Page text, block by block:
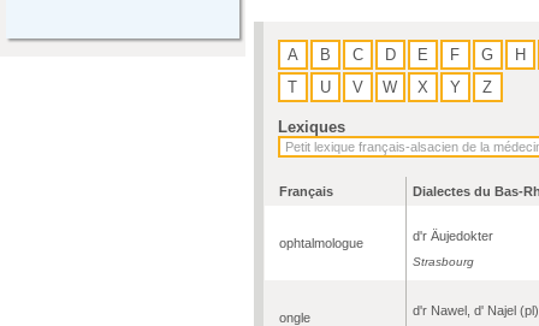
A B C D E F G
H
T
U V W X Y Z
Lexiques
Français Dialectes du Bas-
ophtalmologue d'r Äujedokter
Strasbourg
ongle d'r Nawel, d' Najel (pl)